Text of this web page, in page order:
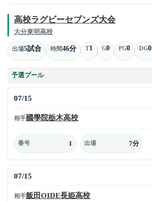
高校ラグビーセブンズ大会
大分東明高校
出場5試合 時間46分 T1 G0 PG0 DG0
予選プール
07/15
相手國學院栃木高校
番号 1 出場 7分
07/15
相手飯田OIDE長姫高校